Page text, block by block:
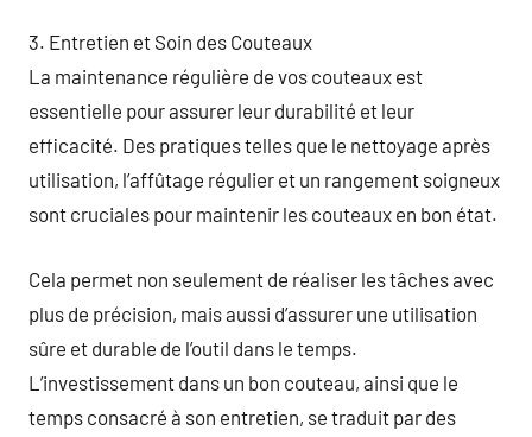
3. Entretien et Soin des Couteaux
La maintenance régulière de vos couteaux est
essentielle pour assurer leur durabilité et leur
efficacité. Des pratiques telles que le nettoyage après
utilisation, l’affûtage régulier et un rangement soigneux
sont cruciales pour maintenir les couteaux en bon état.
Cela permet non seulement de réaliser les tâches avec
plus de précision, mais aussi d’assurer une utilisation
sûre et durable de l’outil dans le temps.
L’investissement dans un bon couteau, ainsi que le
temps consacré à son entretien, se traduit par des